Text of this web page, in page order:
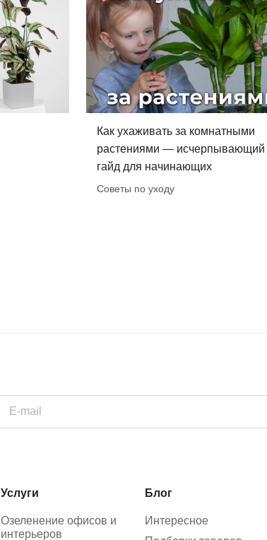
Как ухаживать за комнатными
растениями — исчерпывающий
гайд для начинающих
Советы по уходу
Услуги
Озеленение офисов и
интерьеров
Блог
Интересное